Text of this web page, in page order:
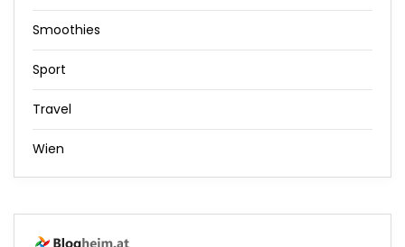
Smoothies
Sport
Travel
Wien